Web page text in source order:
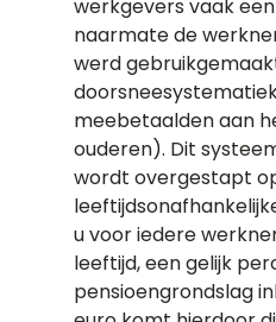
werkgevers vaak
naarmate de
werd
meebetaalden aan
ouderen). Dit
wordt overgestapt
u voor iedere
leeftijd, een gelijk
pensioengrondslag